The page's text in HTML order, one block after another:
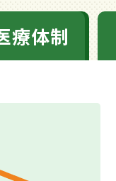
療体制